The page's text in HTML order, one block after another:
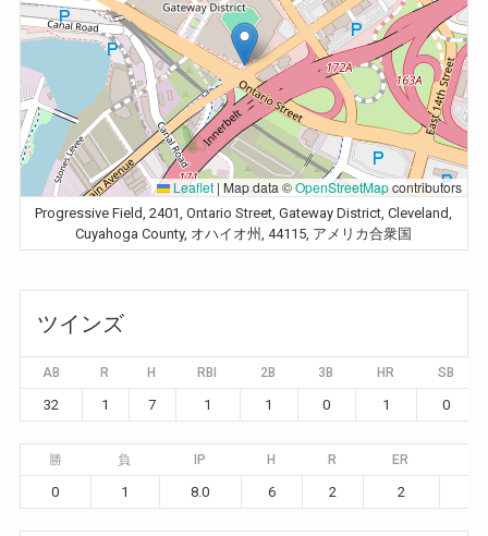
Leaflet | Map data ©OpenStreetMapcontributors
Progressive Field, 2401, Ontario Street, Gateway District, Cleveland,
Cuyahoga County, オハイオ州, 44115, アメリカ合衆国
ツインズ
AB R H RBI 2B 3B HR SB
32 1 7 1 1 0 1 0
勝 負 IP H R ER
0 1 8.0 6 2 2